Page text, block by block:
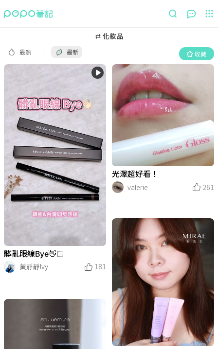
化妝品
最熱 最新 收藏
收藏
髒亂眼線Bye👋🏻
黃靜靜Ivy
181
光澤超好看！
valerie
261